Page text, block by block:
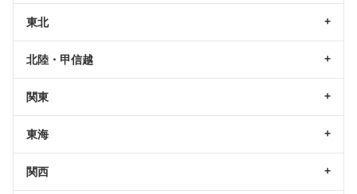
東北
北陸・甲信越
関東
東海
関西